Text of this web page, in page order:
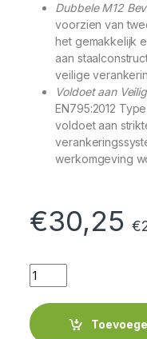
Dubbele M12
voorzien van
het gemakkelijk
aan
veilige
Voldoet aan
EN795:2012
voldoet aan
werkomgeving
€30,25 €
Quantity